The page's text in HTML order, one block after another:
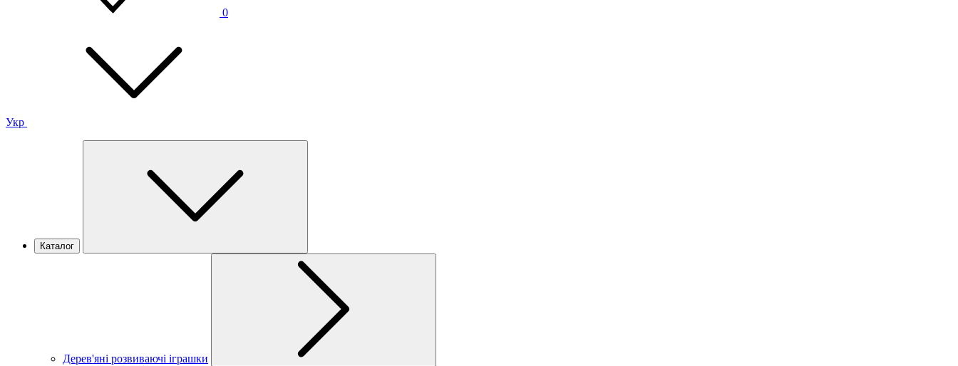
0
Укр
Каталог
Дерев'яні розвиваючі іграшки